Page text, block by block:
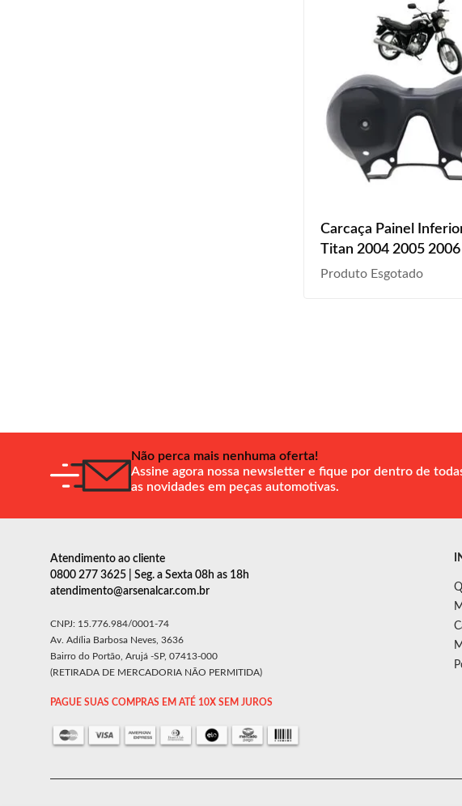
Carcaça Painel
Titan 2004 2005
2008 Preto Liso
Produto Esgotado
Não perca mais nenhuma oferta!
Assine agora nossa newsletter e fique por dentro de
as novidades em peças automotivas.
Atendimento ao cliente
0800 277 3625 | Seg. a Sexta 08h as 18h
atendimento@arsenalcar.com.br
CNPJ: 15.776.984/0001-74
Av. Adília Barbosa Neves, 3636
Bairro do Portão, Arujá -SP, 07413-000
(RETIRADA DE MERCADORIA NÃO PERMITIDA)
PAGUE SUAS COMPRAS EM ATÉ 10X SEM JUROS